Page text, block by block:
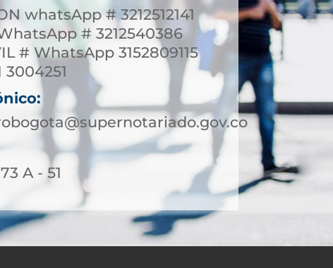
whatsApp # 3212512141
# 3212540386
# WhatsApp 3152809115
3004251
A - 51